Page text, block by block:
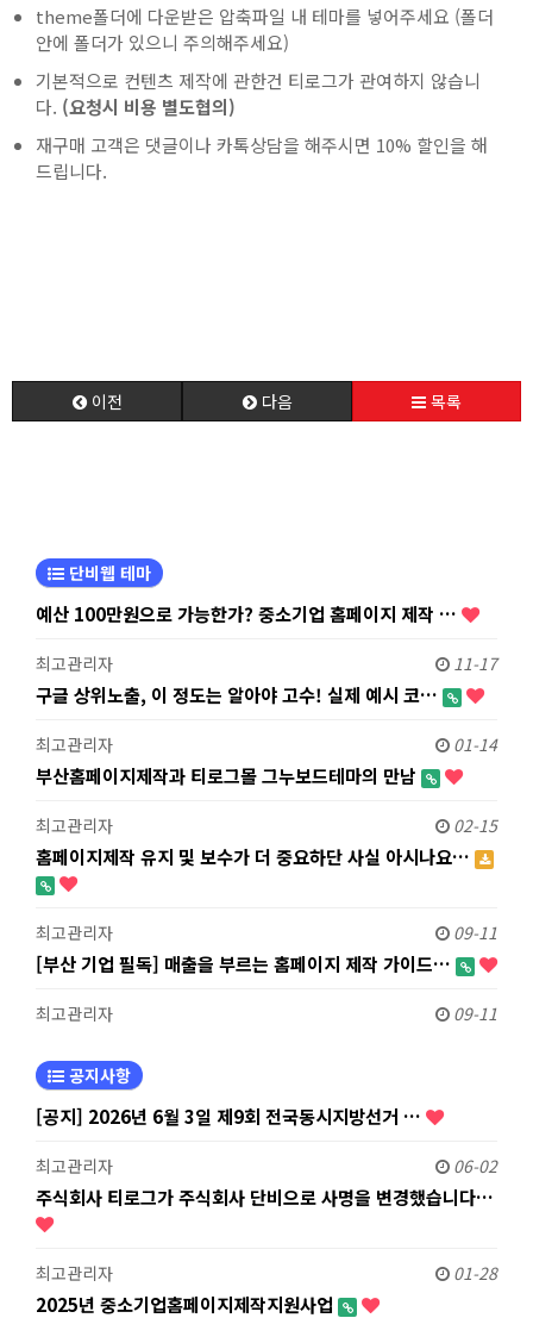
theme폴더에 다운받은 압축파일 내 테마를 넣어주세요 (폴더
안에 폴더가 있으니 주의해주세요)
기본적으로 컨텐츠 제작에 관한건 티로그가 관여하지 않습니
다. (요청시 비용 별도협의)
재구매 고객은 댓글이나 카톡상담을 해주시면 10% 할인을 해
드립니다.
이전 다음 목록
단비웹 테마
예산 100만원으로 가능한가? 중소기업 홈페이지 제작 …
최고관리자 11-17
구글 상위노출, 이 정도는 알아야 고수! 실제 예시 코…
최고관리자 01-14
부산홈페이지제작과 티로그몰 그누보드테마의 만남
최고관리자 02-15
홈페이지제작 유지 및 보수가 더 중요하단 사실 아시나요…
최고관리자 09-11
[부산 기업 필독] 매출을 부르는 홈페이지 제작 가이드…
최고관리자 09-11
공지사항
[공지] 2026년 6월 3일 제9회 전국동시지방선거 …
최고관리자 06-02
주식회사 티로그가 주식회사 단비으로 사명을 변경했습니다…
최고관리자 01-28
2025년 중소기업홈페이지제작지원사업